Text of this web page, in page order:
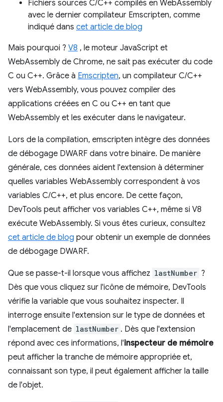
Fichiers sources C/C++ compilés en WebAssembly
avec le dernier compilateur Emscripten, comme
indiqué dans cet article de blog
Mais pourquoi ? V8 , le moteur JavaScript et
WebAssembly de Chrome, ne sait pas exécuter du code
C ou C++. Grâce à Emscripten, un compilateur C/C++
vers WebAssembly, vous pouvez compiler des
applications créées en C ou C++ en tant que
WebAssembly et les exécuter dans le navigateur.
Lors de la compilation, emscripten intègre des données
de débogage DWARF dans votre binaire. De manière
générale, ces données aident l'extension à déterminer
quelles variables WebAssembly correspondent à vos
variables C/C++, et plus encore. De cette façon,
DevTools peut afficher vos variables C++, même si V8
exécute WebAssembly. Si vous êtes curieux, consultez
cet article de blog pour obtenir un exemple de données
de débogage DWARF.
Que se passe-t-il lorsque vous affichez lastNumber ?
Dès que vous cliquez sur l'icône de mémoire, DevTools
vérifie la variable que vous souhaitez inspecter. Il
interroge ensuite l'extension sur le type de données et
l'emplacement de lastNumber . Dès que l'extension
répond avec ces informations, l'inspecteur de mémoire
peut afficher la tranche de mémoire appropriée et,
connaissant son type, il peut également afficher la taille
de l'objet.